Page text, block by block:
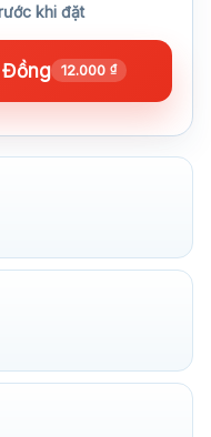
khi đặt
Đồng 12.000 ₫